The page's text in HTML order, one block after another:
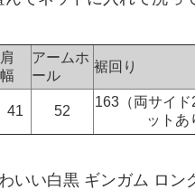
肩
幅
アームホ
ール
裾回り
41 52
163（両サイド
ットあ
いい白黒 ギンガム ロン